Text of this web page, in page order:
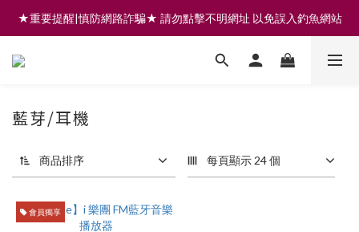
註冊會員享200元購物金 | 全館滿999免運 | 可門市取貨/安裝
★重要提醒|慎防網路詐騙★ 請勿點擊不明網址 以免誤入釣魚網站
註冊會員享200元購物金 | 全館滿999免運 | 可門市取貨/安裝
藍芽/耳機
商品排序 每頁顯示 24 個
會員獨享